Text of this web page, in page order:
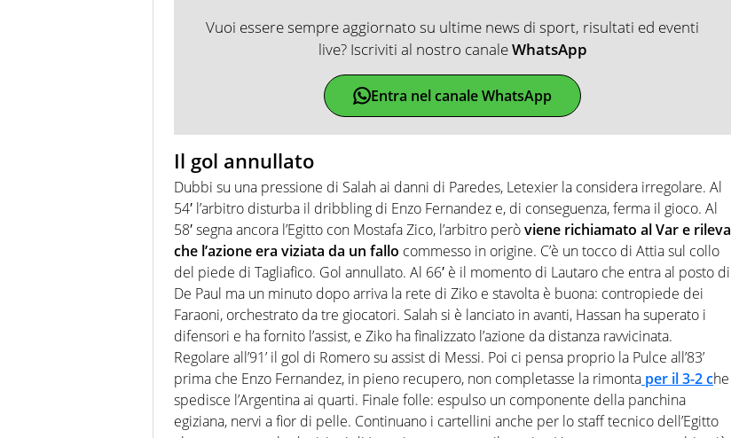
Vuoi essere sempre aggiornato su ultime news di sport, risultati ed eventi
live? Iscriviti al nostro canaleWhatsApp
Entra nel canale WhatsApp
Il gol annullato
Dubbi su una pressione di Salah ai danni di Paredes, Letexier la considera irregolare. Al
54′ l’arbitro disturba il dribbling di Enzo Fernandez e, di conseguenza, ferma il gioco. Al
58′ segna ancora l’Egitto con Mostafa Zico, l’arbitro peròviene richiamato al Var e rileva
che l’azione era viziata da un fallo commesso in origine. C’è un tocco di Attia sul collo
del piede di Tagliafico. Gol annullato. Al 66′ è il momento di Lautaro che entra al posto di
De Paul ma un minuto dopo arriva la rete di Ziko e stavolta è buona: contropiede dei
Faraoni, orchestrato da tre giocatori. Salah si è lanciato in avanti, Hassan ha superato i
difensori e ha fornito l’assist, e Ziko ha finalizzato l’azione da distanza ravvicinata.
Regolare all’91’ il gol di Romero su assist di Messi. Poi ci pensa proprio la Pulce all’83’
prima che Enzo Fernandez, in pieno recupero, non completasse la rimonta per il 3-2 che
spedisce l’Argentina ai quarti. Finale folle: espulso un componente della panchina
egiziana, nervi a fior di pelle. Continuano i cartellini anche per lo staff tecnico dell’Egitto